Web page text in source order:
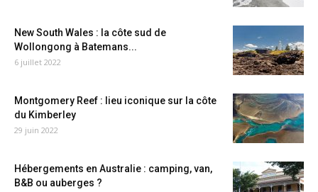
New South Wales : la côte sud de
Wollongong à Batemans...
6 juillet 2022
Montgomery Reef : lieu iconique sur la côte
du Kimberley
29 juin 2022
Hébergements en Australie : camping, van,
B&B ou auberges ?